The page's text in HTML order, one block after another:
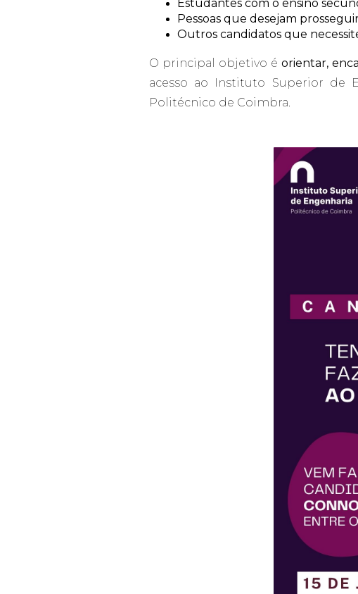
Estudantes com o ensino
Pessoas que desejam
Outros candidatos que
O principal objetivo éorientar,
acesso ao Instituto Superior de
Politécnico de Coimbra.